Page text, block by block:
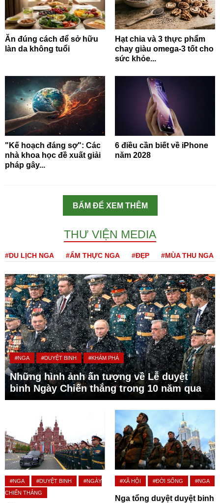
Ăn đúng cách để sở hữu
làn da không tuổi
Hạt chia và 3 thực phẩm
chay giàu omega-3 tốt cho
sức khỏe...
"Kế hoạch đáng sợ": Các
nhà khoa học đề xuất giải
pháp gây...
6 điều cần biết về iPhone
năm 2028
BẤM ĐỂ XEM THÊM
THƯ VIỆN MEDIA
#DU LỊCH NGA #ẨM THỰC NGA #ĐẸP #MÙA THU NGA
#NGA #DUYỆT BINH #KHÁM PHÁ
Những hình ảnh ấn tượng về Lễ duyệt
binh Ngày Chiến thắng trong 10 năm qua
#NGA #DUYỆT BINH
#NGÀY
CHIẾN THẮNG
#XÃ HỘI #ĐỜI SỐNG #NGA
Nga tổng duyệt duyệt binh